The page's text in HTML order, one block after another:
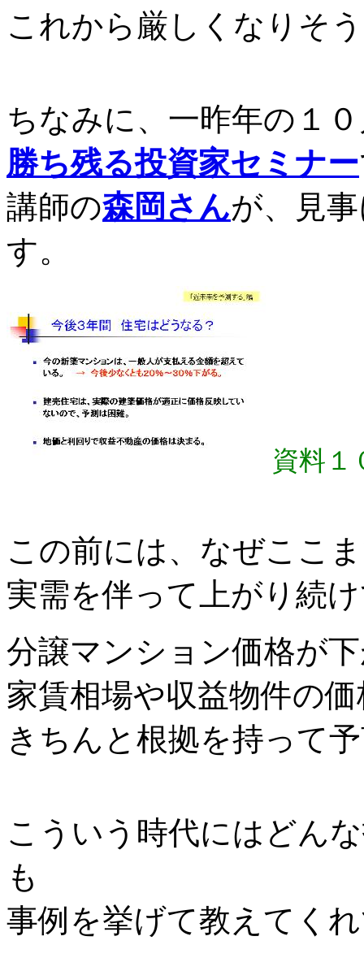
これから厳しくなりそ
ちなみに、一昨年の１
勝ち残る投資家セミナー
講師の森岡さんが、見
す。
資料１
この前には、なぜここ
実需を伴って上がり続
分譲マンション価格が
家賃相場や収益物件の
きちんと根拠を持って
こういう時代にはどん
も
事例を挙げて教えてく